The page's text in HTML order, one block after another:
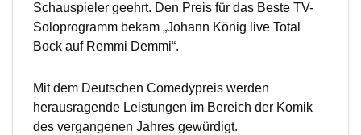
Schauspieler geehrt. Den Preis für das Beste TV-
Soloprogramm bekam „Johann König live Total
Bock auf Remmi Demmi“.
Mit dem Deutschen Comedypreis werden
herausragende Leistungen im Bereich der Komik
des vergangenen Jahres gewürdigt.